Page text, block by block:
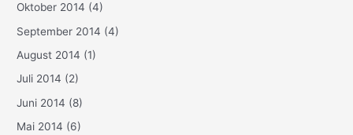
Oktober 2014 (4)
September 2014 (4)
August 2014 (1)
Juli 2014 (2)
Juni 2014 (8)
Mai 2014 (6)